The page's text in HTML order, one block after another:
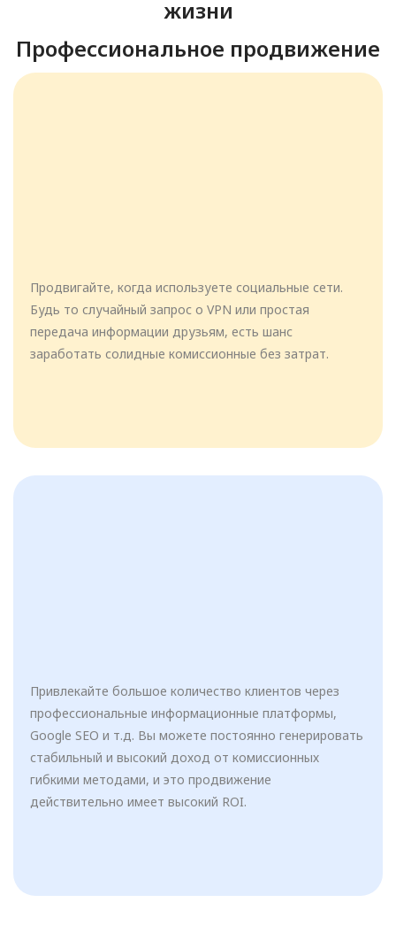
жизни
Профессиональное продвижение
Продвигайте, когда используете социальные сети.
Будь то случайный запрос о VPN или простая
передача информации друзьям, есть шанс
заработать солидные комиссионные без затрат.
Привлекайте большое количество клиентов через
профессиональные информационные платформы,
Google SEO и т.д. Вы можете постоянно генерировать
стабильный и высокий доход от комиссионных
гибкими методами, и это продвижение
действительно имеет высокий ROI.